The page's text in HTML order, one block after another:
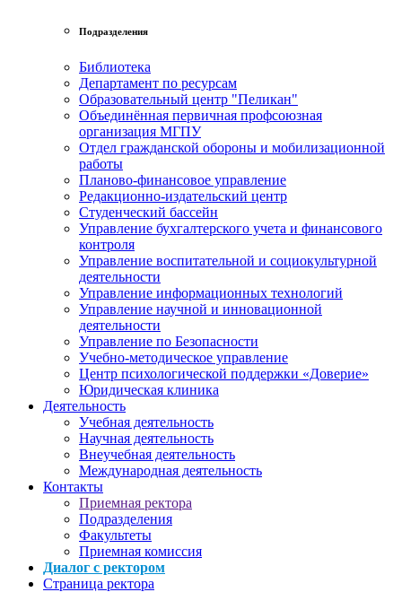
Подразделения
Библиотека
Департамент по ресурсам
Образовательный центр "Пеликан"
Объединённая первичная профсоюзная
организация МГПУ
Отдел гражданской обороны и мобилизационной
работы
Планово-финансовое управление
Редакционно-издательский центр
Студенческий бассейн
Управление бухгалтерского учета и финансового
контроля
Управление воспитательной и социокультурной
деятельности
Управление информационных технологий
Управление научной и инновационной
деятельности
Управление по Безопасности
Учебно-методическое управление
Центр психологической поддержки «Доверие»
Юридическая клиника
Деятельность
Учебная деятельность
Научная деятельность
Внеучебная деятельность
Международная деятельность
Контакты
Приемная ректора
Подразделения
Факультеты
Приемная комиссия
Диалог с ректором
Страница ректора